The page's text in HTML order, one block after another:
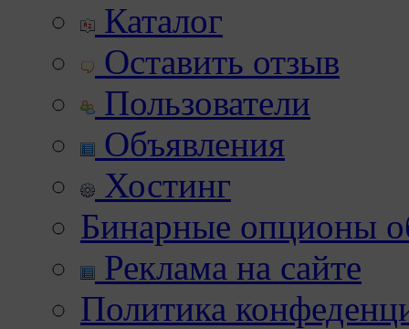
Каталог
Оставить отзыв
Пользователи
Объявления
Хостинг
Бинарные опционы
Реклама на сайте
Политика